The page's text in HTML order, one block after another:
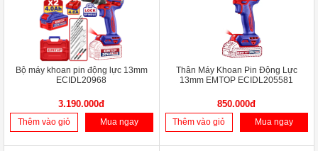
Bộ máy khoan pin động lực 13mm
ECIDL20968
3.190.000đ
Thêm vào giỏ Mua ngay
Thân Máy Khoan Pin Động Lực
13mm EMTOP ECIDL205581
850.000đ
Thêm vào giỏ Mua ngay